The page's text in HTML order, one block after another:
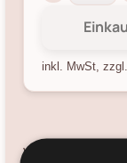
inkl. MwSt, zzgl.
Verfügbarkeit: